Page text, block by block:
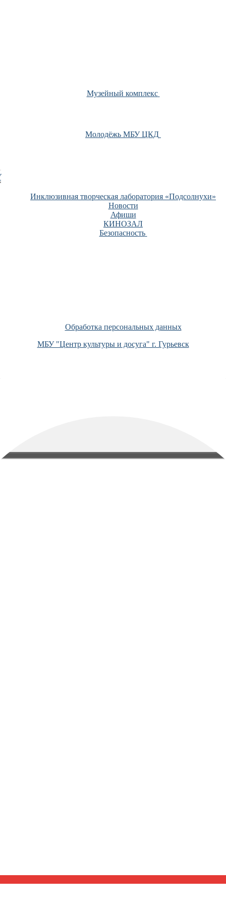
Музейный комплекс
Молодёжь МБУ ЦКД
Инклюзивная творческая лаборатория «Подсолнухи»
Новости
Афиши
КИНОЗАЛ
Безопасность
Обработка персональных данных
МБУ "Центр культуры и досуга" г. Гурьевск